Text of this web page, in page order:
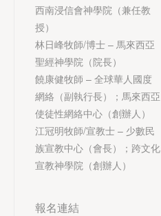
西南浸信會神學院（兼任教
授）
林日峰牧師/博士 – 馬來西亞
聖經神學院（院長）
饒康健牧師 – 全球華人國度
網絡（副執行長）；馬來西亞
使徒性網絡中心（創辦人）
江冠明牧師/宣教士 – 少數民
族宣教中心（會長）；跨文化
宣教神學院（創辦人）
報名連結